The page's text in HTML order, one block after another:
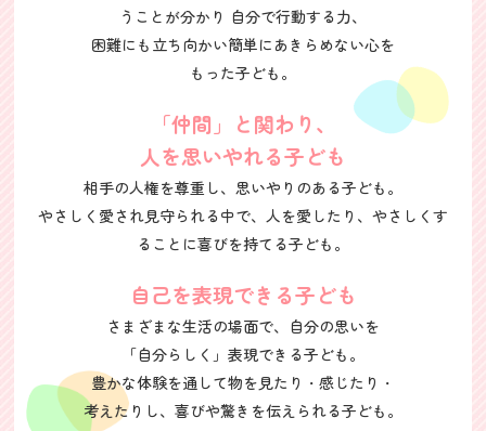
うことが分かり 自分で行動する力、
困難にも立ち向かい簡単にあきらめない心を
もった子ども。
「仲間」と関わり、
人を思いやれる子ども
相手の人権を尊重し、思いやりのある子ども。
やさしく愛され見守られる中で、人を愛したり、やさしくす
ることに喜びを持てる子ども。
自己を表現できる子ども
さまざまな生活の場面で、自分の思いを
「自分らしく」表現できる子ども。
豊かな体験を通して物を見たり・感じたり・
考えたりし、喜びや驚きを伝えられる子ども。